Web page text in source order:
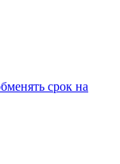
срок на